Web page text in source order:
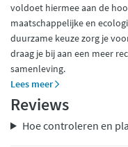
voldoet hiermee aan de
maatschappelijke en
duurzame keuze zorg je
draag je bij aan een meer
samenleving.
Lees meer
Reviews
Hoe controleren en